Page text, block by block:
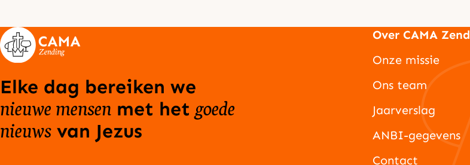
Elke dag bereiken we
nieuwe mensen met het goede
nieuws van Jezus
Over CAMA
Onze missie
Ons team
Jaarverslag
ANBI-gegevens
Contact